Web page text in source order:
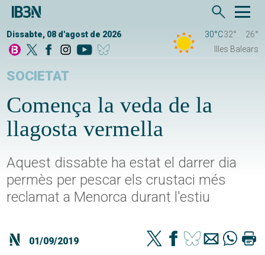
Dissabte, 08 d'agost de 2026 30°C32°
26°
Illes Balears
SOCIETAT
Comença la veda de la
llagosta vermella
Aquest dissabte ha estat el darrer dia
permès per pescar els crustaci més
reclamat a Menorca durant l'estiu
01/09/2019